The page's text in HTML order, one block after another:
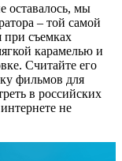
оставалось, мы
– той самой
при съемках
карамелью и
Считайте его
фильмов для
в российских
не